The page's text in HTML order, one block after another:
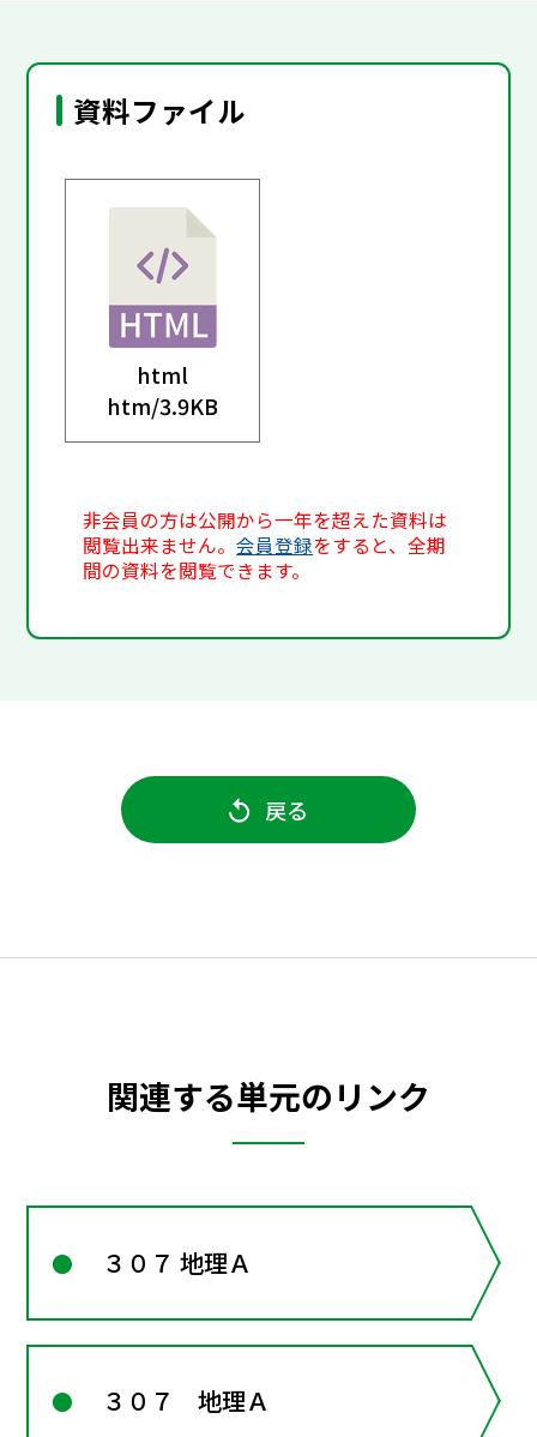
資料ファイル
html
htm/3.9KB
非会員の方は公開から一年を超えた資料は
閲覧出来ません。会員登録をすると、全期
間の資料を閲覧できます。
戻る
関連する単元のリンク
３０７ 地理Ａ
３０７ 地理Ａ